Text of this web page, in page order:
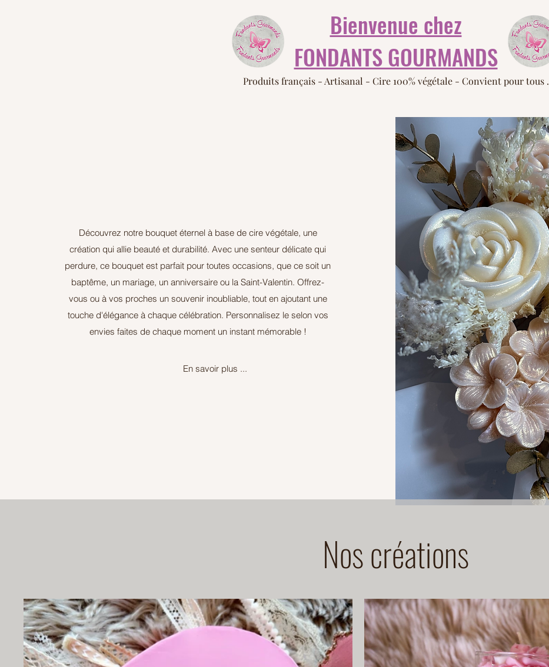
Bienvenue chez
FONDANTS GOURMANDS
Produits français - Artisanal - Cire 100% végétale - Convient pour tous .
Découvrez notre bouquet éternel à base de cire végétale, une
création qui allie beauté et durabilité. Avec une senteur délicate qui
perdure, ce bouquet est parfait pour toutes occasions, que ce soit un
baptême, un mariage, un anniversaire ou la Saint-Valentin. Offrez-
vous ou à vos proches un souvenir inoubliable, tout en ajoutant une
touche d'élégance à chaque célébration. Personnalisez le selon vos
envies faites de chaque moment un instant mémorable !
En savoir plus ...
Nos créations